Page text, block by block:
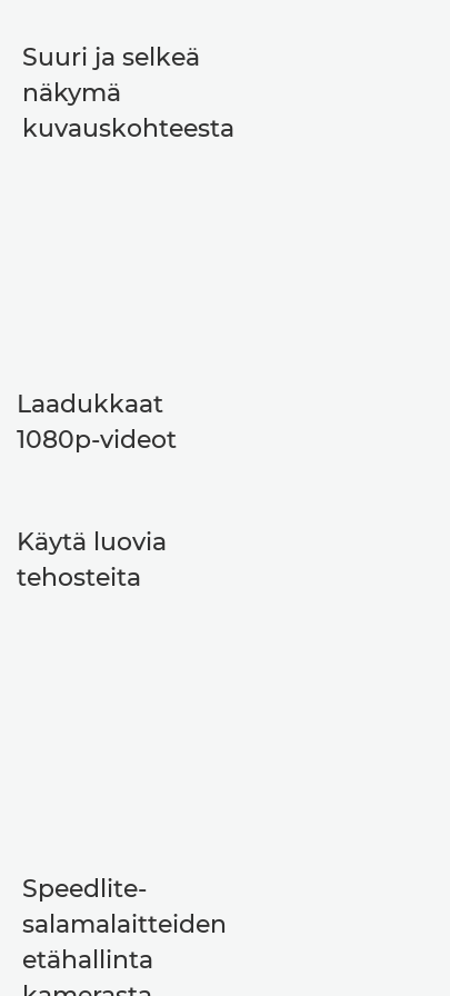
Suuri ja selkeä
näkymä
kuvauskohteesta
Laadukkaat
1080p-videot
Käytä luovia
tehosteita
Speedlite-
salamalaitteiden
etähallinta